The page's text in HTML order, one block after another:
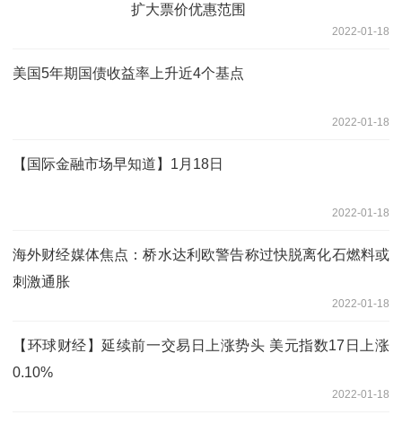
扩大票价优惠范围
2022-01-18
美国5年期国债收益率上升近4个基点
2022-01-18
【国际金融市场早知道】1月18日
2022-01-18
海外财经媒体焦点：桥水达利欧警告称过快脱离化石燃料或
刺激通胀
2022-01-18
【环球财经】延续前一交易日上涨势头 美元指数17日上涨
0.10%
2022-01-18